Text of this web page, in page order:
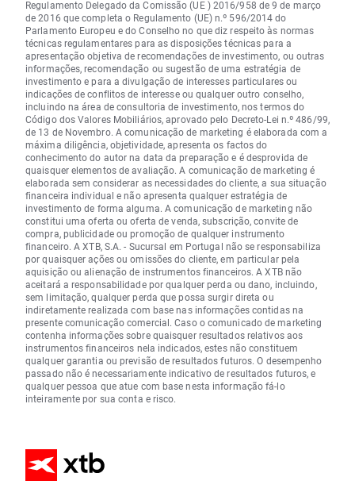
Regulamento Delegado da Comissão (UE ) 2016/958 de 9 de março
de 2016 que completa o Regulamento (UE) n.º 596/2014 do
Parlamento Europeu e do Conselho no que diz respeito às normas
técnicas regulamentares para as disposições técnicas para a
apresentação objetiva de recomendações de investimento, ou outras
informações, recomendação ou sugestão de uma estratégia de
investimento e para a divulgação de interesses particulares ou
indicações de conflitos de interesse ou qualquer outro conselho,
incluindo na área de consultoria de investimento, nos termos do
Código dos Valores Mobiliários, aprovado pelo Decreto-Lei n.º 486/99,
de 13 de Novembro. A comunicação de marketing é elaborada com a
máxima diligência, objetividade, apresenta os factos do
conhecimento do autor na data da preparação e é desprovida de
quaisquer elementos de avaliação. A comunicação de marketing é
elaborada sem considerar as necessidades do cliente, a sua situação
financeira individual e não apresenta qualquer estratégia de
investimento de forma alguma. A comunicação de marketing não
constitui uma oferta ou oferta de venda, subscrição, convite de
compra, publicidade ou promoção de qualquer instrumento
financeiro. A XTB, S.A. - Sucursal em Portugal não se responsabiliza
por quaisquer ações ou omissões do cliente, em particular pela
aquisição ou alienação de instrumentos financeiros. A XTB não
aceitará a responsabilidade por qualquer perda ou dano, incluindo,
sem limitação, qualquer perda que possa surgir direta ou
indiretamente realizada com base nas informações contidas na
presente comunicação comercial. Caso o comunicado de marketing
contenha informações sobre quaisquer resultados relativos aos
instrumentos financeiros nela indicados, estes não constituem
qualquer garantia ou previsão de resultados futuros. O desempenho
passado não é necessariamente indicativo de resultados futuros, e
qualquer pessoa que atue com base nesta informação fá-lo
inteiramente por sua conta e risco.